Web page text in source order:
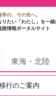
学の、その先へ。
りたい「わたし」を一緒
路情報ポータルサイト
東海・北陸
行のご案内